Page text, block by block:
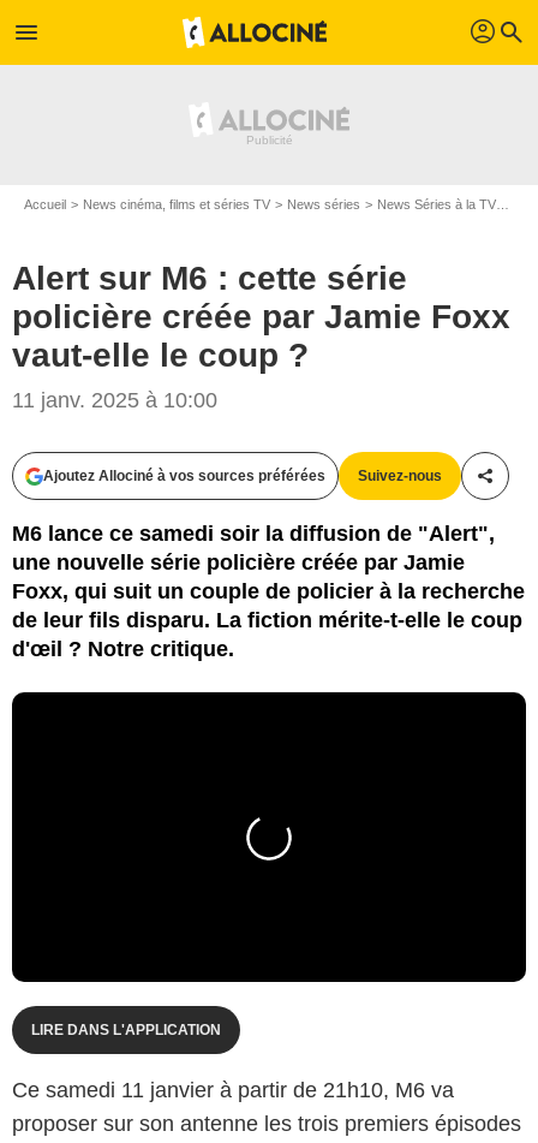
menu profil search
Accueil News cinéma, films et séries TV News séries News Séries à la TV
Alert sur M6 : cette série
policière créée par Jamie Foxx
vaut-elle le coup ?
11 janv. 2025 à 10:00
Ajoutez Allociné à vos sources préférées Suivez-nous
M6 lance ce samedi soir la diffusion de "Alert",
une nouvelle série policière créée par Jamie
Foxx, qui suit un couple de policier à la recherche
de leur fils disparu. La fiction mérite-t-elle le coup
d'œil ? Notre critique.
LIRE DANS L'APPLICATION
Ce samedi 11 janvier à partir de 21h10, M6 va
proposer sur son antenne les trois premiers épisodes